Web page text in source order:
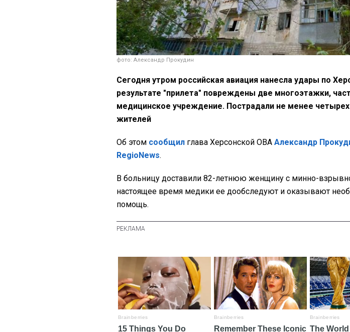
фото: Александр Прокудин
Сегодня утром российская авиация нанесла удары по
результате "прилета" повреждены две многоэтажки,
медицинское учреждение. Пострадали не менее
жителей
Об этом сообщил глава Херсонской ОВА Александр
RegioNews.
В больницу доставили 82-летнюю женщину с минно-
настоящее время медики ее дообследуют и оказывают
помощь.